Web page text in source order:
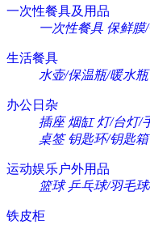
一次性餐具及用品
一次性餐具 保鲜膜
生活餐具
水壶/保温瓶/暖水瓶
办公日杂
插座 烟缸 灯/台灯/
桌签 钥匙环/钥匙箱
运动娱乐户外用品
篮球 乒乓球/羽毛
铁皮柜